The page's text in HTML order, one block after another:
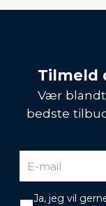
Tilmeld
Vær
bedste
Ja, jeg vil